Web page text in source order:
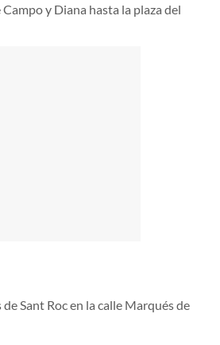
y Diana hasta la plaza del
Sant Roc en la calle Marqués de